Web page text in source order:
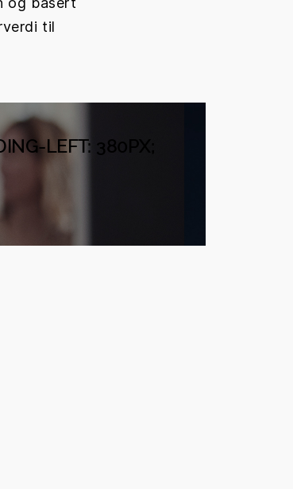
til
LEFT: 380PX;